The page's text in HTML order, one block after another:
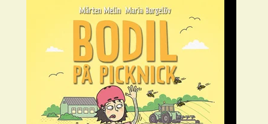
Olivia tipsar
Vinnare
FAQ
För bibliotek